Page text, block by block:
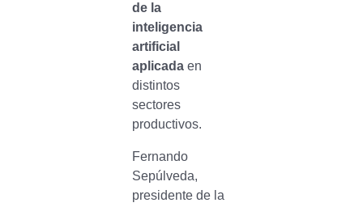
de la
inteligencia
artificial
aplicada en
distintos
sectores
productivos.
Fernando
Sepúlveda,
presidente de la